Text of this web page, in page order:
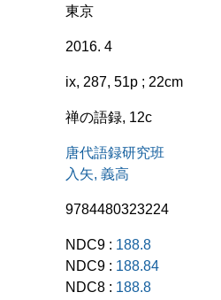
東京
2016. 4
ix, 287, 51p ; 22cm
禅の語録, 12c
唐代語録研究班
入矢, 義高
9784480323224
NDC9 : 188.8
NDC9 : 188.84
NDC8 : 188.8